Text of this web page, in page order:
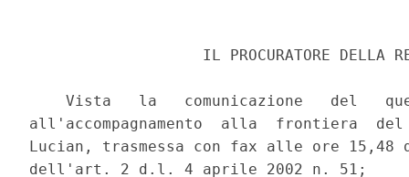
IL PROCURATORE DELLA
Vista   la   comunicazione   del
all'accompagnamento  alla  frontiera  del
Lucian, trasmessa con fax alle ore 15,48
dell'art. 2 d.l. 4 aprile 2002 n. 51;